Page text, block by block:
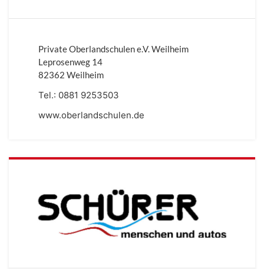
Private Oberlandschulen e.V. Weilheim
Leprosenweg 14
82362 Weilheim
Tel.: 0881 9253503
www.oberlandschulen.de